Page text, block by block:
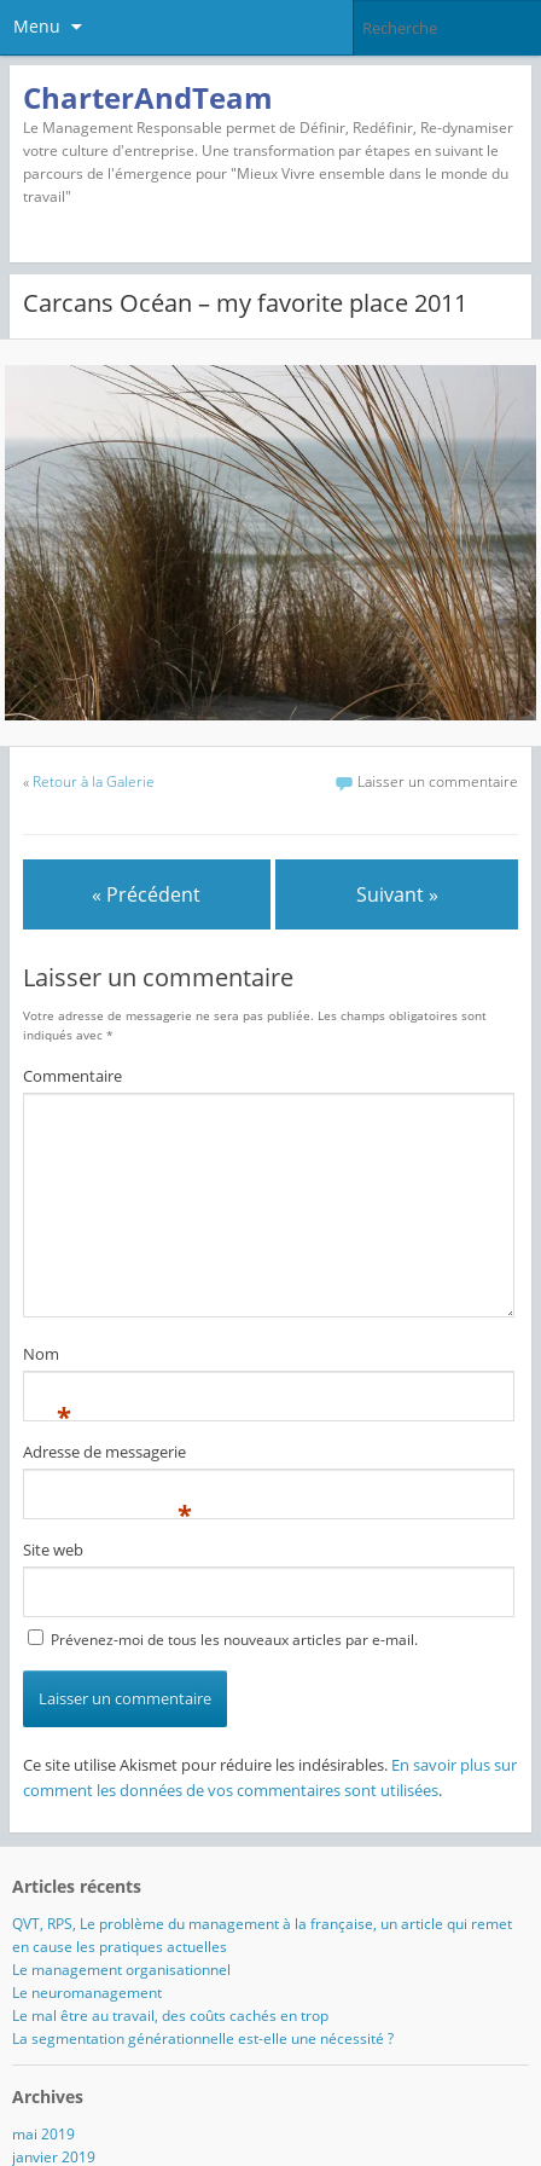
Menu
CharterAndTeam
Le Management Responsable permet de Définir, Redéfinir, Re-dynamiser
votre culture d'entreprise. Une transformation par étapes en suivant le
parcours de l'émergence pour "Mieux Vivre ensemble dans le monde du
travail"
Carcans Océan – my favorite place 2011
« Retour à la Galerie Laisser un commentaire
« Précédent Suivant »
Laisser un commentaire
Votre adresse de messagerie ne sera pas publiée. Les champs obligatoires sont
indiqués avec *
Commentaire
Nom
*
Adresse de messagerie
*
Site web
Prévenez-moi de tous les nouveaux articles par e-mail.
Ce site utilise Akismet pour réduire les indésirables. En savoir plus sur
comment les données de vos commentaires sont utilisées.
Articles récents
QVT, RPS, Le problème du management à la française, un article qui remet
en cause les pratiques actuelles
Le management organisationnel
Le neuromanagement
Le mal être au travail, des coûts cachés en trop
La segmentation générationnelle est-elle une nécessité ?
Archives
mai 2019
janvier 2019